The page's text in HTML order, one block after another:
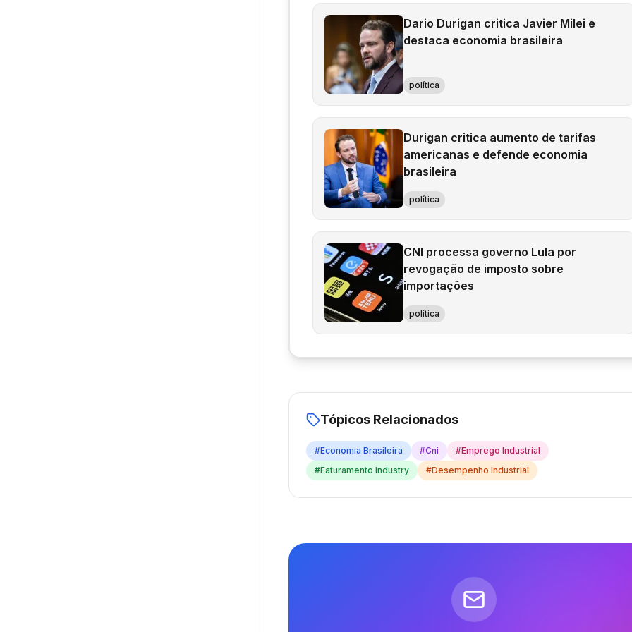
Dario Durigan critica Javier Milei e
destaca economia brasileira
política
Durigan critica aumento de tarifas
americanas e defende economia
brasileira
política
CNI processa governo Lula por
revogação de imposto sobre
importações
política
Tópicos Relacionados
#Economia Brasileira #Cni #Emprego Industrial
#Faturamento Industry #Desempenho Industrial